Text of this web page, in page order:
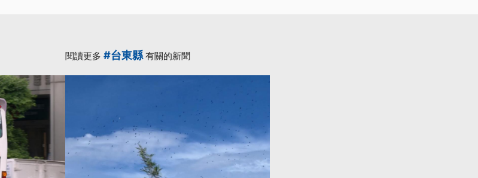
閱讀更多 #台東縣有關的新聞